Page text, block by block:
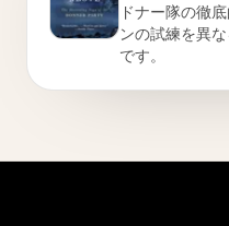
ドナー隊の徹
ンの試練を異
です。